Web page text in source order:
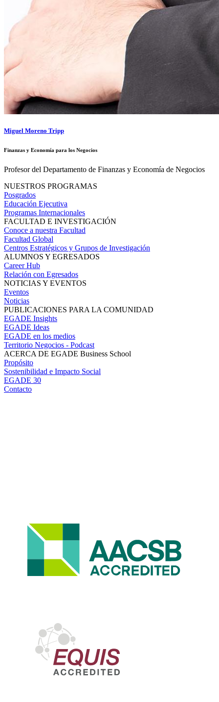
Miguel Moreno Tripp
Finanzas y Economía para los Negocios
Profesor del Departamento de Finanzas y Economía de Negocios
NUESTROS PROGRAMAS
Posgrados
Educación Ejecutiva
Programas Internacionales
FACULTAD E INVESTIGACIÓN
Conoce a nuestra Facultad
Facultad Global
Centros Estratégicos y Grupos de Investigación
ALUMNOS Y EGRESADOS
Career Hub
Relación con Egresados
NOTICIAS Y EVENTOS
Eventos
Noticias
PUBLICACIONES PARA LA COMUNIDAD
EGADE Insights
EGADE Ideas
EGADE en los medios
Territorio Negocios - Podcast
ACERCA DE EGADE Business School
Propósito
Sostenibilidad e Impacto Social
EGADE 30
Contacto